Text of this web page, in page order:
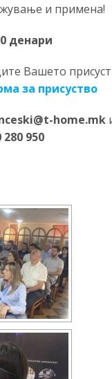
и примена!
денари
Вашето
за присуство
home.mk
280 950